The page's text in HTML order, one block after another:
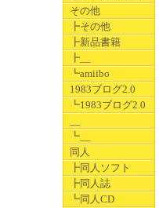
その他
┣その他
┣新品書籍
┣__
┗amiibo
1983ブログ2.0
┗1983ブログ2.0
┗__
同人
┣同人ソフト
┣同人誌
┗同人CD